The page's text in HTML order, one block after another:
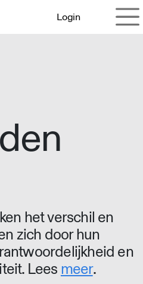
Login
het verschil en
zich door hun
en
Lees meer.